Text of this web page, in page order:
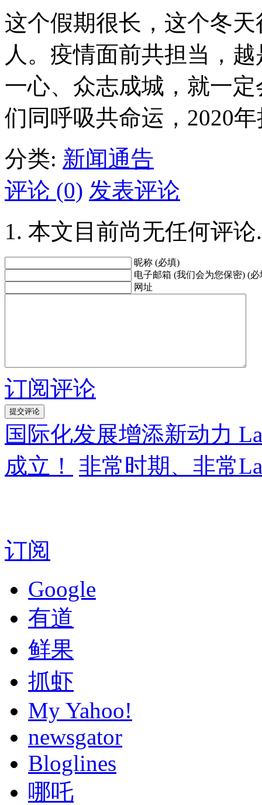
这个假期很长，这个冬
人。疫情面前共担当，
一心、众志成城，就一
们同呼吸共命运，2020
分类: 新闻通告
评论 (0) 发表评论
本文目前尚无任何评论.
昵称 (必填)
电子邮箱 (我们会为您保密) (必
网址
订阅评论
国际化发展增添新动力
成立！
非常时期、非常
订阅
Google
有道
鲜果
抓虾
My Yahoo!
newsgator
Bloglines
哪吒